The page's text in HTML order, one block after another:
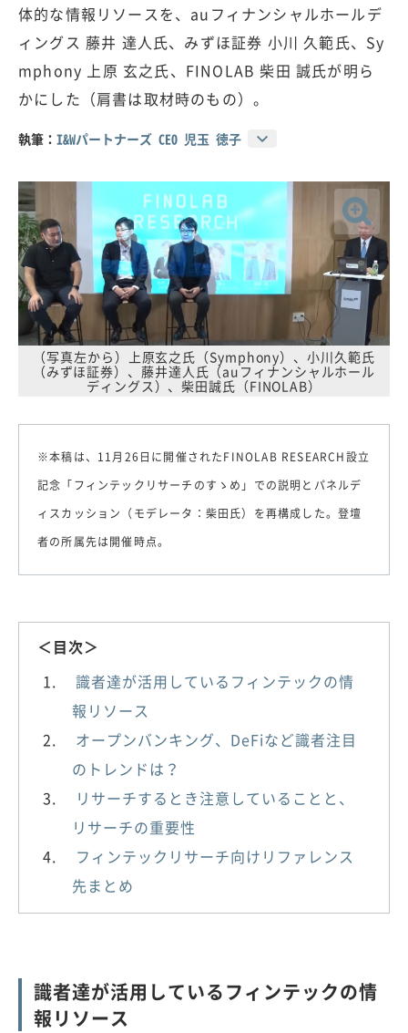
体的な情報リソースを、auフィナンシャルホールデ
ィングス 藤井 達人氏、みずほ証券 小川 久範氏、Sy
mphony 上原 玄之氏、FINOLAB 柴田 誠氏が明ら
かにした（肩書は取材時のもの）。
執筆： I&Wパートナーズ CEO 児玉 徳子
（写真左から）上原玄之氏（Symphony）、小川久範氏
（みずほ証券）、藤井達人氏（auフィナンシャルホール
ディングス）、柴田誠氏（FINOLAB）
※本稿は、11月26日に開催されたFINOLAB RESEARCH設立
記念「フィンテックリサーチのすゝめ」での説明とパネルデ
ィスカッション（モデレータ：柴田氏）を再構成した。登壇
者の所属先は開催時点。
＜目次＞
識者達が活用しているフィンテックの情
報リソース
オープンバンキング、DeFiなど識者注目
のトレンドは？
リサーチするとき注意していることと、
リサーチの重要性
フィンテックリサーチ向けリファレンス
先まとめ
識者達が活用しているフィンテックの情
報リソース